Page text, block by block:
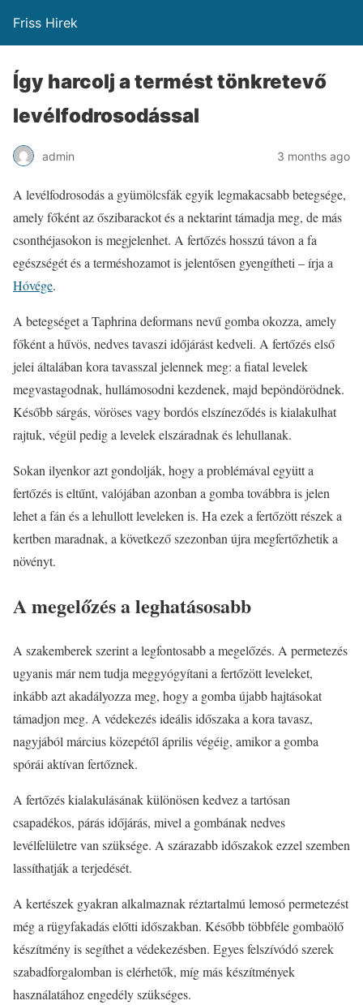
Friss Hirek
Így harcolj a termést tönkretevő
levélfodrosodással
admin 3 months ago
A levélfodrosodás a gyümölcsfák egyik legmakacsabb betegsége,
amely főként az őszibarackot és a nektarint támadja meg, de más
csonthéjasokon is megjelenhet. A fertőzés hosszú távon a fa
egészségét és a terméshozamot is jelentősen gyengítheti – írja a
Hóvége.
A betegséget a Taphrina deformans nevű gomba okozza, amely
főként a hűvös, nedves tavaszi időjárást kedveli. A fertőzés első
jelei általában kora tavasszal jelennek meg: a fiatal levelek
megvastagodnak, hullámosodni kezdenek, majd bepöndörödnek.
Később sárgás, vöröses vagy bordós elszíneződés is kialakulhat
rajtuk, végül pedig a levelek elszáradnak és lehullanak.
Sokan ilyenkor azt gondolják, hogy a problémával együtt a
fertőzés is eltűnt, valójában azonban a gomba továbbra is jelen
lehet a fán és a lehullott leveleken is. Ha ezek a fertőzött részek a
kertben maradnak, a következő szezonban újra megfertőzhetik a
növényt.
A megelőzés a leghatásosabb
A szakemberek szerint a legfontosabb a megelőzés. A permetezés
ugyanis már nem tudja meggyógyítani a fertőzött leveleket,
inkább azt akadályozza meg, hogy a gomba újabb hajtásokat
támadjon meg. A védekezés ideális időszaka a kora tavasz,
nagyjából március közepétől április végéig, amikor a gomba
spórái aktívan fertőznek.
A fertőzés kialakulásának különösen kedvez a tartósan
csapadékos, párás időjárás, mivel a gombának nedves
levélfelületre van szüksége. A szárazabb időszakok ezzel szemben
lassíthatják a terjedését.
A kertészek gyakran alkalmaznak réztartalmú lemosó permetezést
még a rügyfakadás előtti időszakban. Később többféle gombaölő
készítmény is segíthet a védekezésben. Egyes felszívódó szerek
szabadforgalomban is elérhetők, míg más készítmények
használatához engedély szükséges.